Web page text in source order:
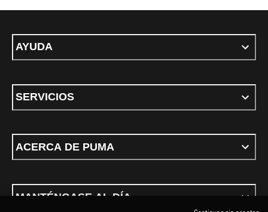
AYUDA
SERVICIOS
ACERCA DE PUMA
MANTÉNGASE AL DÍA